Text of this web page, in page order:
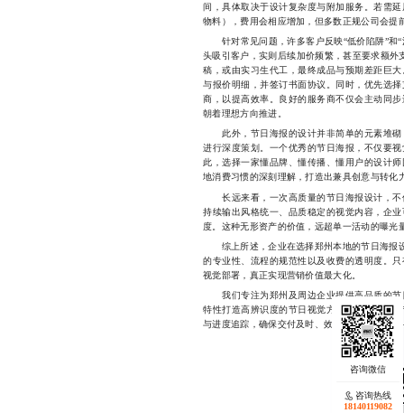
间，具体取决于设计复杂度与附加服务。若需
物料），费用会相应增加，但多数正规公司会提
针对常见问题，许多客户反映“低价陷阱”和“
头吸引客户，实则后续加价频繁，甚至要求额外
稿，或由实习生代工，最终成品与预期差距巨
与报价明细，并签订书面协议。同时，优先选
商，以提高效率。良好的服务商不仅会主动同
朝着理想方向推进。
此外，节日海报的设计并非简单的元素堆砌
进行深度策划。一个优秀的节日海报，不仅要
此，选择一家懂品牌、懂传播、懂用户的设计
地消费习惯的深刻理解，打造出兼具创意与转化
长远来看，一次高质量的节日海报设计，不
持续输出风格统一、品质稳定的视觉内容，企
度。这种无形资产的价值，远超单一活动的曝光
综上所述，企业在选择郑州本地的节日海报
的专业性、流程的规范性以及收费的透明度。
视觉部署，真正实现营销价值最大化。
我们专注为郑州及周边企业提供高品质的节
特性打造高辨识度的节日视觉方案，服务涵盖
与进度追踪，确保交付及时、效果可期，
咨询热线
18140119082